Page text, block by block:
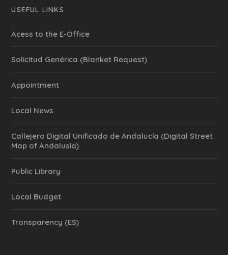
USEFUL LINKS
Acess to the E-Office
Solicitud Genérica (Blanket Request)
Appointment
Local News
Callejero Digital Unificado de Andalucía (Digital Street
Map of Andalusia)
Public Library
Local Budget
Transparency (ES)